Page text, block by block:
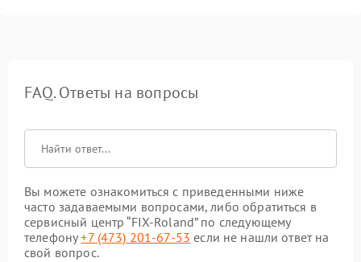
FAQ. Ответы на вопросы
Вы можете ознакомиться с приведенными ниже
часто задаваемыми вопросами, либо обратиться в
сервисный центр “FIX-Roland” по следующему
телефону+7 (473) 201-67-53 если не нашли ответ на
свой вопрос.